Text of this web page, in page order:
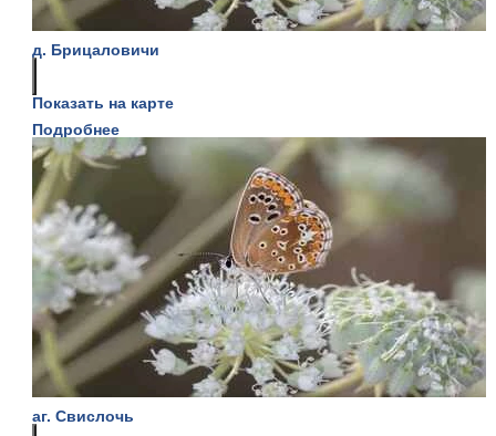
д. Брицаловичи
Показать на карте
Подробнее
аг. Свислочь